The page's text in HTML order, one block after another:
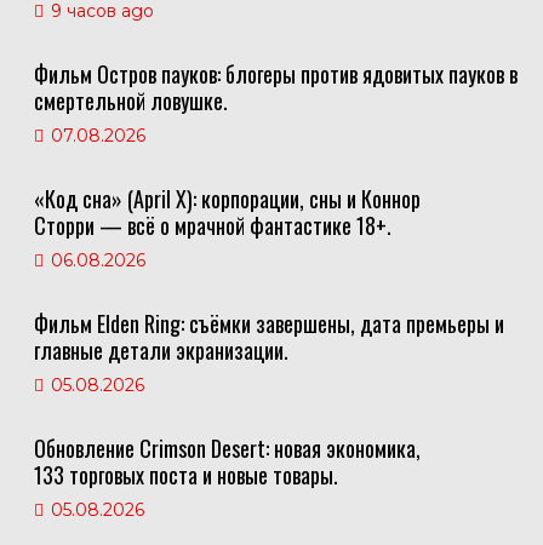
9 часов ago
Фильм Остров пауков: блогеры против ядовитых пауков в
смертельной ловушке.
07.08.2026
«Код сна» (April X): корпорации, сны и Коннор
Сторри — всё о мрачной фантастике 18+.
06.08.2026
Фильм Elden Ring: съёмки завершены, дата премьеры и
главные детали экранизации.
05.08.2026
Обновление Crimson Desert: новая экономика,
133 торговых поста и новые товары.
05.08.2026